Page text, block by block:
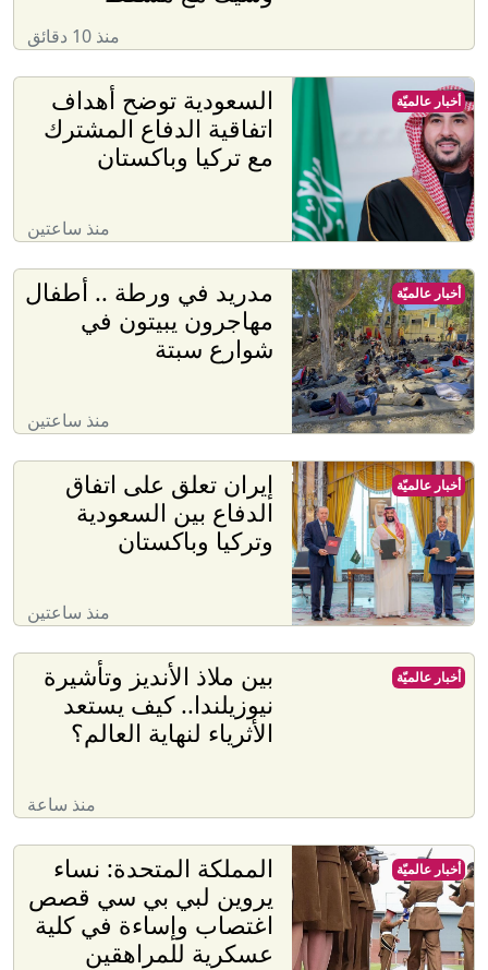
منذ 10 دقائق
السعودية توضح أهداف
اتفاقية الدفاع المشترك
مع تركيا وباكستان
منذ ساعتين
أخبار عالميّة
مدريد في ورطة .. أطفال
مهاجرون يبيتون في
شوارع سبتة
منذ ساعتين
أخبار عالميّة
إيران تعلق على اتفاق
الدفاع بين السعودية
وتركيا وباكستان
منذ ساعتين
أخبار عالميّة
بين ملاذ الأنديز وتأشيرة
نيوزيلندا.. كيف يستعد
الأثرياء لنهاية العالم؟
منذ ساعة
أخبار عالميّة
المملكة المتحدة: نساء
يروين لبي بي سي قصص
اغتصاب وإساءة في كلية
عسكرية للمراهقين
أخبار عالميّة